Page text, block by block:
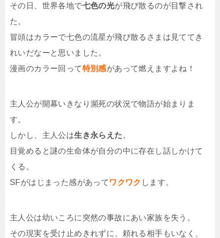
その日、世界各地で七色の光が飛び散るのが目撃され
た。
冒頭はカラーで七色の流星が飛び散るさまは見ててき
れいだなーと思いました。
漫画のカラー回って特別感があって燃えますよね！
主人公が開幕いきなり瀕死の状況で物語が始まりま
す。
しかし、主人公は生き永らえた 。
目覚めると謎の生命体が自分の中に存在し話しかけて
くる。
SFがはじまった感があって ワクワク します。
主人公は幼いころに突然の事故にあい家族を失う。
その現実を受け止めきれずに、頼れる相手もいなく、